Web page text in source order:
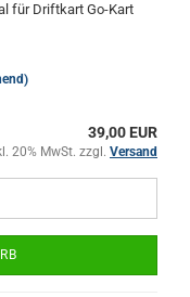
für Driftkart Go-Kart
39,00 EUR
20% MwSt. zzgl. Versand